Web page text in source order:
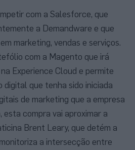
com a Salesforce, que
a Demandware e que
marketing, vendas e serviços.
com a Magento que irá
Experience Cloud e permite
digital que tenha sido iniciada
de marketing que a empresa
esta compra vai aproximar a
Brent Leary, que detém a
a intersecção entre